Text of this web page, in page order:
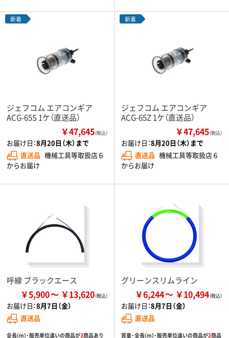
新着
ジェフコム エアコンギア
ACG-65S 1ケ（直送品）
￥47,645（税込）
お届け日：8月20日（木）まで
直送品 機械工具等取扱店６
からお届け
新着
ジェフコム エアコンギア
ACG-65Z 1ケ（直送品）
￥47,645（税込）
お届け日：8月20日（木）まで
直送品 機械工具等取扱店６
からお届け
呼線 ブラックエース
￥5,900 ￥13,620
お届け日：8月7日（金）
直送品
全長(m)・販売単位違いの商品が3商品あり
グリーンスリムライン
￥6,244 ￥10,494
お届け日：8月7日（金）
直送品
質量・全長(m)・販売単位違いの商品が2商品